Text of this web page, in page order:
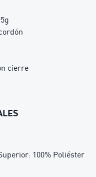
cierre
100% Poliéster